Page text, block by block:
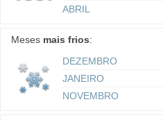
ABRIL
Meses mais frios:
DEZEMBRO
JANEIRO
NOVEMBRO